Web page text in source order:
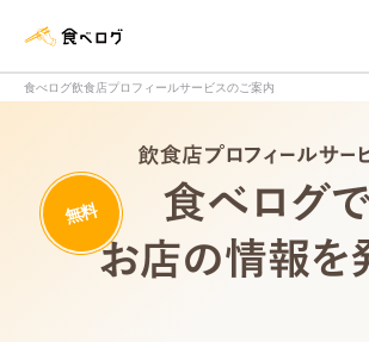
食べログ飲食店プロフィールサービスのご案内
無料